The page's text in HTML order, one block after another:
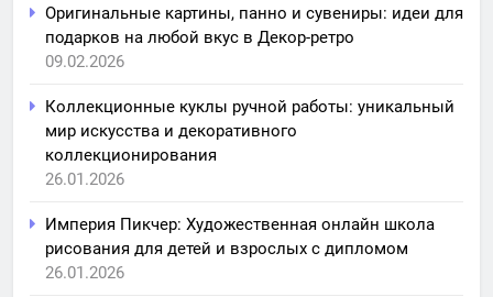
Оригинальные картины, панно и сувениры: идеи для
подарков на любой вкус в Декор-ретро
09.02.2026
Коллекционные куклы ручной работы: уникальный
мир искусства и декоративного
коллекционирования
26.01.2026
Империя Пикчер: Художественная онлайн школа
рисования для детей и взрослых с дипломом
26.01.2026